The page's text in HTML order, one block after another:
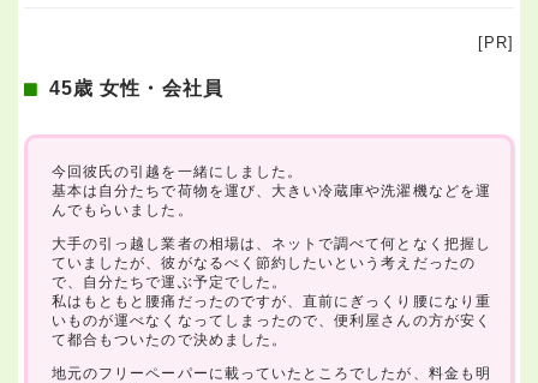
[PR]
45歳 女性・会社員
今回彼氏の引越を一緒にしました。
基本は自分たちで荷物を運び、大きい冷蔵庫や洗濯機などを運
んでもらいました。
大手の引っ越し業者の相場は、ネットで調べて何となく把握し
ていましたが、彼がなるべく節約したいという考えだったの
で、自分たちで運ぶ予定でした。
私はもともと腰痛だったのですが、直前にぎっくり腰になり重
いものが運べなくなってしまったので、便利屋さんの方が安く
て都合もついたので決めました。
地元のフリーペーパーに載っていたところでしたが、料金も明